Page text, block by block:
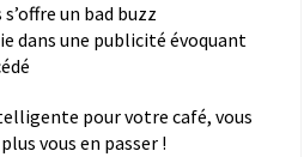
s’offre un bad buzz
dans une publicité évoquant
pour votre café, vous
vous en passer !